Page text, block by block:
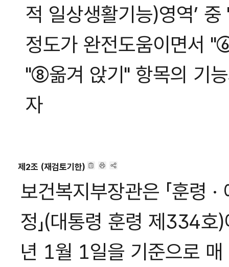
적 일상생활기능)영역’
정도가 완전도움이면서
"⑧옮겨 앉기" 항목의 기
자
제2조 (재검토기한)
보건복지부장관은 「훈령
정」(대통령 훈령 제334
년 1월 1일을 기준으로